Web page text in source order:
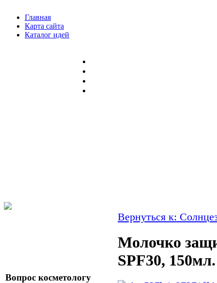
Главная
Карта сайта
Каталог идей
Вопрос косметологу
Вернуться к:
Молочко
SPF30, 150мл.